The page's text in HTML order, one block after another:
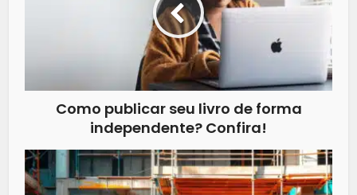
Como publicar seu livro de forma
independente? Confira!